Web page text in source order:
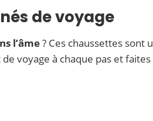
de voyage
l’âme? Ces chaussettes
voyage à chaque pas et